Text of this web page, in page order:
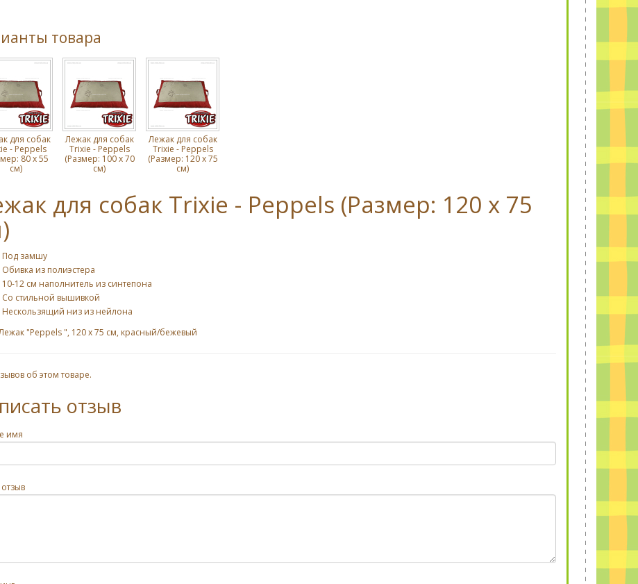
товара
для собак
- Peppels
80 x 55
см)
Лежак для собак
Trixie - Peppels
(Размер: 100 x 70
см)
Лежак для собак
Trixie - Peppels
(Размер: 120 x 75
см)
для собак Trixie - Peppels (Размер: 120 x 75
Под замшу
Обивка из полиэстера
10-12 см наполнитель из синтепона
Со стильной вышивкой
Нескользящий низ из нейлона
"Peppels ", 120 x 75 см, красный/бежевый
об этом товаре.
отзыв
имя